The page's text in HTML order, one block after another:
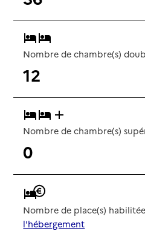
Nombre de chambre(s)
12
Nombre de chambre(s)
0
Nombre de place(s)
l'hébergement